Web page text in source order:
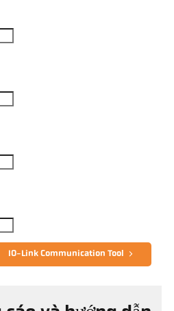
IO-Link Communication Tool